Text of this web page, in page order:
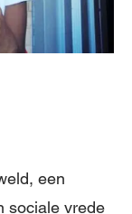
een
sociale vrede